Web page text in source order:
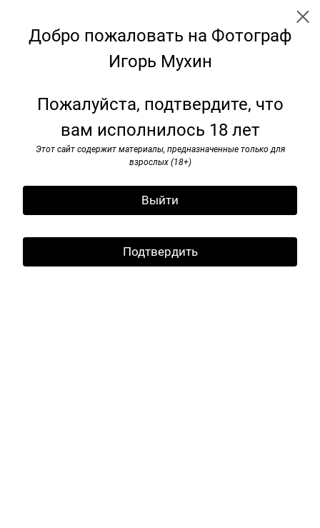
Добро пожаловать на Фотограф
Игорь Мухин
Пожалуйста, подтвердите, что
вам исполнилось 18 лет
Этот сайт содержит материалы, предназначенные только для
взрослых (18+)
Выйти
Подтвердить
Weekend